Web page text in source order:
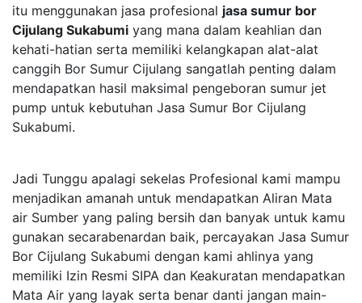
itu menggunakan jasa profesional jasa sumur bor
Cijulang Sukabumi yang mana dalam keahlian dan
kehati-hatian serta memiliki kelangkapan alat-alat
canggih Bor Sumur Cijulang sangatlah penting dalam
mendapatkan hasil maksimal pengeboran sumur jet
pump untuk kebutuhan Jasa Sumur Bor Cijulang
Sukabumi.
Jadi Tunggu apalagi sekelas Profesional kami mampu
menjadikan amanah untuk mendapatkan Aliran Mata
air Sumber yang paling bersih dan banyak untuk kamu
gunakan secarabenardan baik, percayakan Jasa Sumur
Bor Cijulang Sukabumi dengan kami ahlinya yang
memiliki Izin Resmi SIPA dan Keakuratan mendapatkan
Mata Air yang layak serta benar danti jangan main-